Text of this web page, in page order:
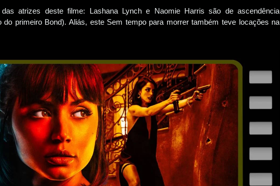
atrizes deste filme: Lashana Lynch e Naomie Harris são de ascendência
do primeiro Bond). Aliás, este Sem tempo para morrer também teve locações na